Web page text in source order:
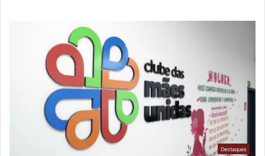
Destaques